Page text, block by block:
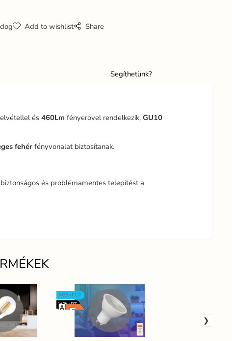
Add to wishlist Share
Segíthetünk?
és460Lm fényerővel rendelkezik, GU10
fehérfényvonalat biztosítanak.
és problémamentes telepítést a
RGB+CCT
Wifi+BT